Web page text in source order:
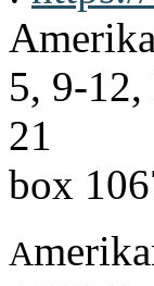
5, 9-
21
box
A